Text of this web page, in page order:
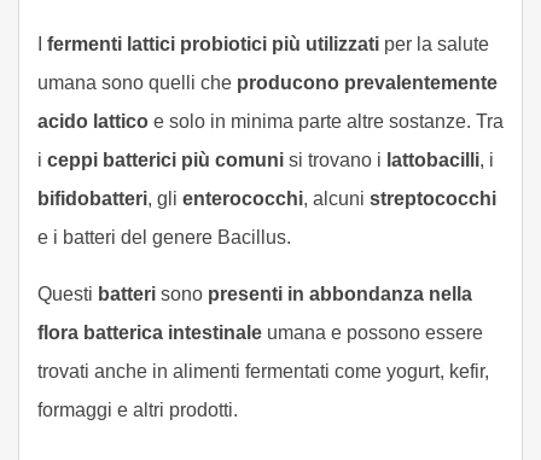
fermenti lattici probiotici più utilizzati per la salute
umana sono quelli che producono prevalentemente
acido lattico e solo in minima parte altre sostanze. Tra
i ceppi batterici più comuni si trovano i lattobacilli, i
bifidobatteri, gli enterococchi, alcuni streptococchi
e i batteri del genere Bacillus.
Questi batteri sono presenti in abbondanza nella
flora batterica intestinale umana e possono essere
trovati anche in alimenti fermentati come yogurt, kefir,
formaggi e altri prodotti.